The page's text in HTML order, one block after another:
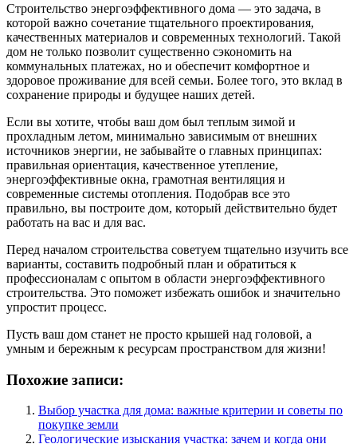
Строительство энергоэффективного дома — это задача, в
которой важно сочетание тщательного проектирования,
качественных материалов и современных технологий. Такой
дом не только позволит существенно сэкономить на
коммунальных платежах, но и обеспечит комфортное и
здоровое проживание для всей семьи. Более того, это вклад в
сохранение природы и будущее наших детей.
Если вы хотите, чтобы ваш дом был теплым зимой и
прохладным летом, минимально зависимым от внешних
источников энергии, не забывайте о главных принципах:
правильная ориентация, качественное утепление,
энергоэффективные окна, грамотная вентиляция и
современные системы отопления. Подобрав все это
правильно, вы построите дом, который действительно будет
работать на вас и для вас.
Перед началом строительства советуем тщательно изучить все
варианты, составить подробный план и обратиться к
профессионалам с опытом в области энергоэффективного
строительства. Это поможет избежать ошибок и значительно
упростит процесс.
Пусть ваш дом станет не просто крышей над головой, а
умным и бережным к ресурсам пространством для жизни!
Похожие записи:
Выбор участка для дома: важные критерии и советы по
покупке земли
Геологические изыскания участка: зачем и когда они